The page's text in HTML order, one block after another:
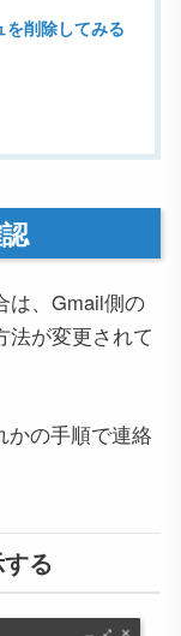
削除してみる
は、Gmail側の
法が変更されて
かの手順で連絡
る